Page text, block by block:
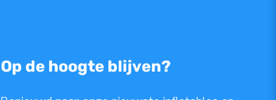
Op de hoogte blijven?